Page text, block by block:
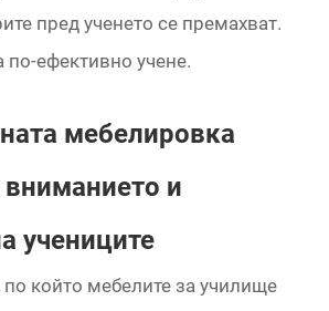
пред ученето се премахват.
по-ефективно учене.
мебелировка
и
учениците
който мебелите за училище